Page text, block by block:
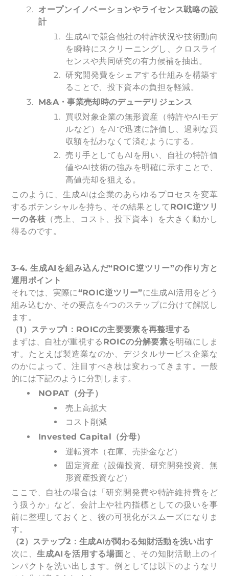
オープンイノベーションやライセンス戦略の設
計
生成AIで競合他社の特許状況や技術動向
を瞬時にスクリーニングし、クロスライ
センスや共同研究の有力候補を抽出。
研究開発費をシェアする仕組みを構築す
ることで、投下資本の負担を軽減。
M&A・事業売却時のデューデリジェンス
買収対象企業の無形資産（特許やAIモデ
ルなど）をAIで迅速に評価し、過剰な買
収額を払わなくて済むようにする。
売り手としてもAIを用い、自社の特許価
値やAI技術の強みを明確に示すことで、
高値売却を狙える。
このように、生成AIは企業のあらゆるプロセスを変革
するポテンシャルを持ち、その結果として ROIC逆ツリ
ーの各枝 （売上、コスト、投下資本）を大きく動かし
得るのです。
3-4.生成AIを組み込んだ“ROIC逆ツリー”の作り方と
運用ポイント
それでは、実際に“ROIC逆ツリー”に生成AI活用をどう
組み込むか、その要点を4つのステップに分けて解説し
ます。
（1）ステップ1：ROICの主要要素を再整理する
まずは、自社が重視する ROICの分解要素を明確にしま
す。たとえば製造業なのか、デジタルサービス企業な
のかによって、注目すべき枝は変わってきます。一般
的には下記のように分割します。
NOPAT （分子）
売上高拡大
コスト削減
Invested Capital （分母）
運転資本（在庫、売掛金など）
固定資産（設備投資、研究開発投資、無
形資産投資など）
ここで、自社の場合は「研究開発費や特許維持費をど
う扱うか」など、会計上や社内指標としての扱いを事
前に整理しておくと、後の可視化がスムーズになりま
す。
（2）ステップ2：生成AIが関わる知財活動を洗い出す
次に、生成AIを活用する場面 と、その知財活動上のイ
ンパクトを洗い出します。例としては以下のようなリ